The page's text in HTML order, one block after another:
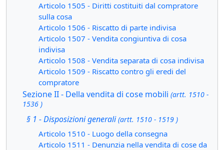
Articolo 1505 - Diritti costituiti dal compratore
sulla cosa
Articolo 1506 - Riscatto di parte indivisa
Articolo 1507 - Vendita congiuntiva di cosa
indivisa
Articolo 1508 - Vendita separata di cosa indivisa
Articolo 1509 - Riscatto contro gli eredi del
compratore
Sezione II - Della vendita di cose mobili (artt. 1510 -
1536 )
§ 1 - Disposizioni generali(artt. 1510 - 1519 )
Articolo 1510 - Luogo della consegna
Articolo 1511 - Denunzia nella vendita di cose da